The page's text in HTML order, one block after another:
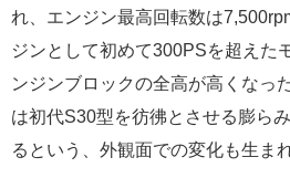
れ、エンジン最高回転数は
ジンとして初めて300PSを超えた
ンジンブロックの全高が高くなっ
は初代S30型を彷彿とさせる膨ら
るという、外観面での変化も生ま